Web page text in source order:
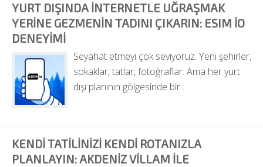
YURT DIŞINDA İNTERNETLE UĞRAŞMAK
YERINE GEZMENIN TADINI ÇIKARIN: ESIM IO
DENEYIMI
Seyahat etmeyi çok seviyoruz. Yeni şehirler,
sokaklar, tatlar, fotoğraflar. Ama her yurt
dışı planının gölgesinde bir…
KENDI TATILINIZI KENDI ROTANIZLA
PLANLAYIN: AKDENIZ VILLAM ILE